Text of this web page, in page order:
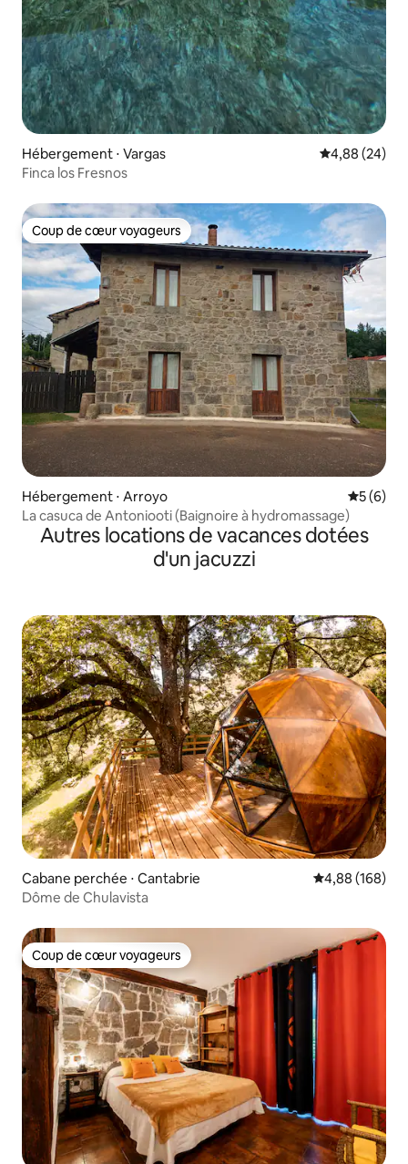
Hébergement ⋅ Vargas Évaluation
4,88 (24)
Finca los Fresnos
Coup de cœur voyageurs
Coup de cœur voyageurs
Hébergement ⋅ Arroyo
5 (6)
La casuca de Antoniooti (Baignoire à hydromassage)
Autres locations de vacances dotées
d'un jacuzzi
Cabane perchée ⋅ Cantabrie Évaluation
4,88 (168)
Dôme de Chulavista
Coup de cœur voyageurs
Coup de cœur voyageurs